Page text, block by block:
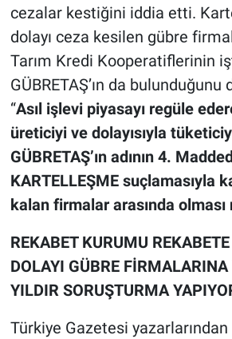
cezalar kestiğini iddia etti.
dolayı ceza kesilen gübre
Tarım Kredi Kooperatiflerinin
GÜBRETAŞ’ın da
“Asıl işlevi piyasayı regüle
üreticiyi ve dolayısıyla
GÜBRETAŞ’ın adının 4.
KARTELLEŞME suçlamasıyla
kalan firmalar arasında olması
REKABET KURUMU
DOLAYI GÜBRE FİRMALARINA
YILDIR SORUŞTURMA
Türkiye Gazetesi yazarlarından